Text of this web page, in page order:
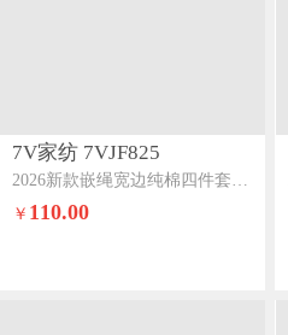
7V家纺 7VJF825
2026新款嵌绳宽边纯棉四件套13376全棉小清新喷气宽幅长绒棉被套床单床笠套件落花
￥ 110.00